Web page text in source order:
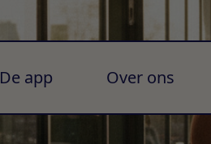
De app Over ons